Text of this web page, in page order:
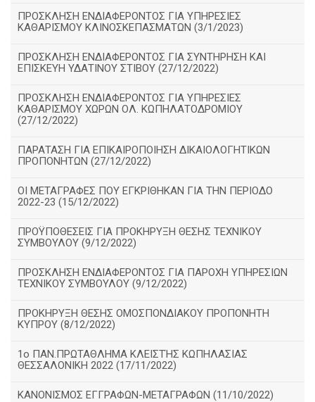
ΠΡΟΣΚΛΗΣΗ ΕΝΔΙΑΦΕΡΟΝΤΟΣ ΓΙΑ ΥΠΗΡΕΣΙΕΣ
ΚΑΘΑΡΙΣΜΟΥ ΚΛΙΝΟΣΚΕΠΑΣΜΑΤΩΝ (3/1/2023)
ΠΡΟΣΚΛΗΣΗ ΕΝΔΙΑΦΕΡΟΝΤΟΣ ΓΙΑ ΣΥΝΤΗΡΗΣΗ ΚΑΙ
ΕΠΙΣΚΕΥΗ ΥΔΑΤΙΝΟΥ ΣΤΙΒΟΥ (27/12/2022)
ΠΡΟΣΚΛΗΣΗ ΕΝΔΙΑΦΕΡΟΝΤΟΣ ΓΙΑ ΥΠΗΡΕΣΙΕΣ
ΚΑΘΑΡΙΣΜΟΥ ΧΩΡΩΝ ΟΛ. ΚΩΠΗΛΑΤΟΔΡΟΜΙΟΥ
(27/12/2022)
ΠΑΡΑΤΑΣΗ ΓΙΑ ΕΠΙΚΑΙΡΟΠΟΙΗΣΗ ΔΙΚΑΙΟΛΟΓΗΤΙΚΩΝ
ΠΡΟΠΟΝΗΤΩΝ (27/12/2022)
ΟΙ ΜΕΤΑΓΡΑΦΕΣ ΠΟΥ ΕΓΚΡΙΘΗΚΑΝ ΓΙΑ ΤΗΝ ΠΕΡΙΟΔΟ
2022-23 (15/12/2022)
ΠΡΟΫΠΟΘΕΣΕΙΣ ΓΙΑ ΠΡΟΚΗΡΥΞΗ ΘΕΣΗΣ ΤΕΧΝΙΚΟΥ
ΣΥΜΒΟΥΛΟΥ (9/12/2022)
ΠΡΟΣΚΛΗΣΗ ΕΝΔΙΑΦΕΡΟΝΤΟΣ ΓΙΑ ΠΑΡΟΧΗ ΥΠΗΡΕΣΙΩΝ
ΤΕΧΝΙΚΟΥ ΣΥΜΒΟΥΛΟΥ (9/12/2022)
ΠΡΟΚΗΡΥΞΗ ΘΕΣΗΣ ΟΜΟΣΠΟΝΔΙΑΚΟΥ ΠΡΟΠΟΝΗΤΗ
ΚΥΠΡΟΥ (8/12/2022)
1ο ΠΑΝ.ΠΡΩΤΑΘΛΗΜΑ ΚΛΕΙΣΤΉΣ ΚΩΠΗΛΑΣΙΑΣ
ΘΕΣΣΑΛΟΝΙΚΗ 2022 (17/11/2022)
ΚΑΝΟΝΙΣΜΟΣ ΕΓΓΡΑΦΩΝ-ΜΕΤΑΓΡΑΦΩΝ (11/10/2022)